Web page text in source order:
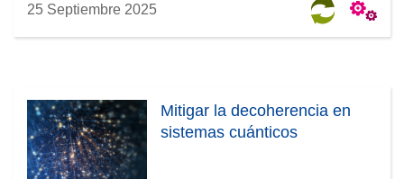
25 Septiembre 2025
Mitigar la decoherencia en
sistemas cuánticos